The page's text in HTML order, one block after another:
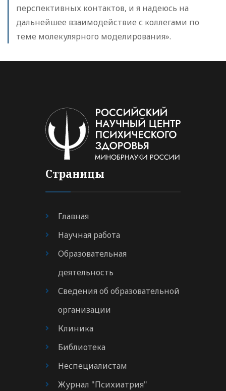
перспективных контактов, и я надеюсь на
дальнейшее взаимодействие с коллегами по
теме молекулярного моделирования».
Страницы
Главная
Научная работа
Образовательная
деятельность
Сведения об образовательной
организации
Клиника
Библиотека
Неспециалистам
Журнал "Психиатрия"